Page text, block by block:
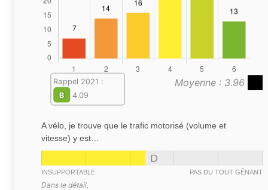
Moyenne : 3.96
Rappel 2021 :
B
4.09
A vélo, je trouve que le trafic motorisé (volume et
vitesse) y est…
D
INSUPPORTABLE PAS DU TOUT GÊNANT
Dans le détail,